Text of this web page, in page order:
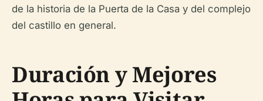
de la historia de la Puerta de la Casa y del complejo
del castillo en general.
Duración y Mejores